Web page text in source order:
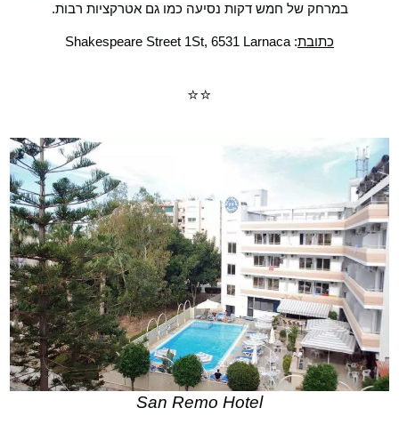
במרחק של חמש דקות נסיעה כמו גם אטרקציות רבות.
כתובת: Shakespeare Street 1St, 6531 Larnaca
⭐⭐
San Remo Hotel